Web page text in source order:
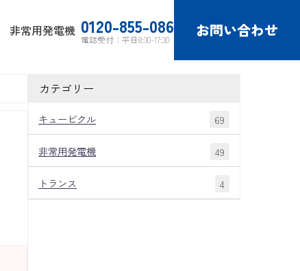
非常用発電機 0120-855-086
電話受付：平日8:30-17:30 お問い合わせ
カテゴリー
キュービクル 69
非常用発電機 49
トランス 4